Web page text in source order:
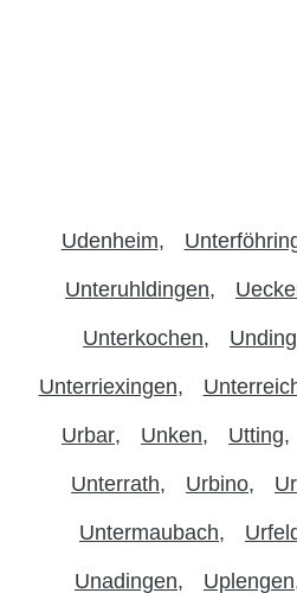
Udenheim
Unteruhldingen
Unterkochen
Unterriexingen
Urbar Unken Utting
Unterrath Urbino
Untermaubach
Unadingen Uplengen